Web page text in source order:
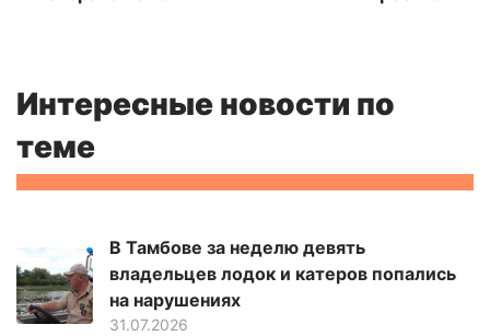
Интересные новости по
теме
В Тамбове за неделю девять
владельцев лодок и катеров попались
на нарушениях
31.07.2026